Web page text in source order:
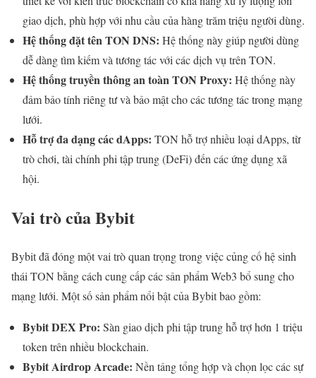
giao dịch, phù hợp với nhu cầu của hàng trăm triệu người dùng.
Hệ thống đặt tên TON DNS: Hệ thống này giúp người dùng
dễ dàng tìm kiếm và tương tác với các dịch vụ trên TON.
Hệ thống truyền thông an toàn TON Proxy: Hệ thống này
đảm bảo tính riêng tư và bảo mật cho các tương tác trong mạng
lưới.
Hỗ trợ đa dạng các dApps: TON hỗ trợ nhiều loại dApps, từ
trò chơi, tài chính phi tập trung (DeFi) đến các ứng dụng xã
hội.
Vai trò của Bybit
Bybit đã đóng một vai trò quan trọng trong việc củng cố hệ sinh
thái TON bằng cách cung cấp các sản phẩm Web3 bổ sung cho
mạng lưới. Một số sản phẩm nổi bật của Bybit bao gồm:
Bybit DEX Pro: Sàn giao dịch phi tập trung hỗ trợ hơn 1 triệu
token trên nhiều blockchain.
Bybit Airdrop Arcade: Nền tảng tổng hợp và chọn lọc các sự